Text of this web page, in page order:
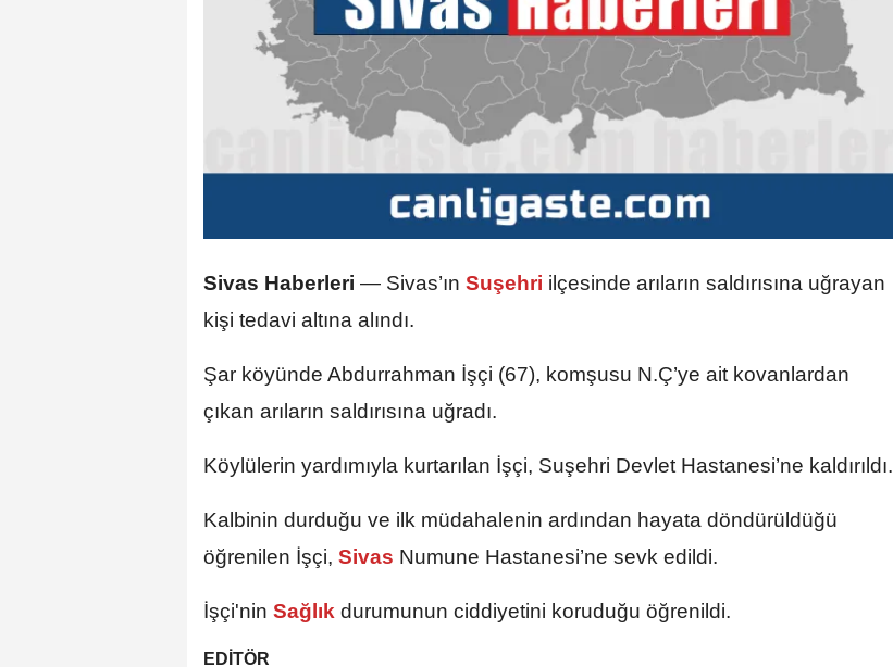
Sivas Haberleri — Sivas’ın Suşehri ilçesinde arıların saldırısına uğrayan
kişi tedavi altına alındı.
Şar köyünde Abdurrahman İşçi (67), komşusu N.Ç’ye ait kovanlardan
çıkan arıların saldırısına uğradı.
Köylülerin yardımıyla kurtarılan İşçi, Suşehri Devlet Hastanesi’ne kaldırıldı.
Kalbinin durduğu ve ilk müdahalenin ardından hayata döndürüldüğü
öğrenilen İşçi, Sivas Numune Hastanesi’ne sevk edildi.
İşçi'nin Sağlık durumunun ciddiyetini koruduğu öğrenildi.
EDİTÖR